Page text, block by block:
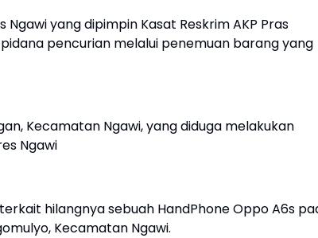
Ngawi yang dipimpin Kasat Reskrim AKP Pras
pidana pencurian melalui penemuan barang yang
Kecamatan Ngawi, yang diduga melakukan
Ngawi
hilangnya sebuah HandPhone Oppo A6s
Kecamatan Ngawi.